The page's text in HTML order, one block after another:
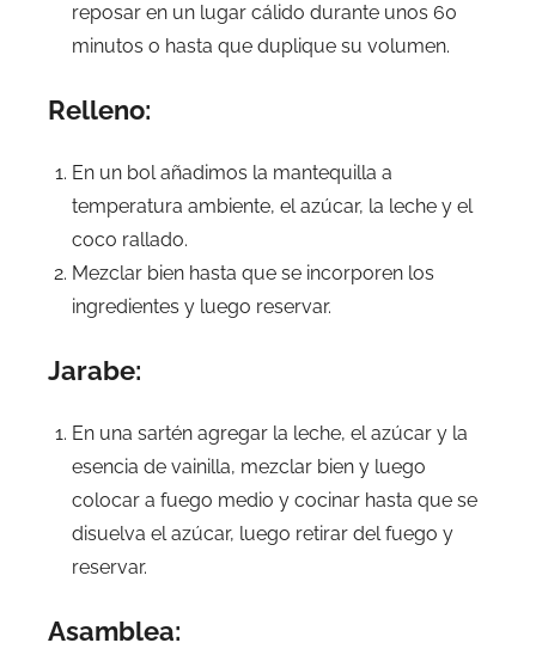
reposar en un lugar cálido durante unos 60
minutos o hasta que duplique su volumen.
Relleno:
En un bol añadimos la mantequilla a
temperatura ambiente, el azúcar, la leche y el
coco rallado.
Mezclar bien hasta que se incorporen los
ingredientes y luego reservar.
Jarabe:
En una sartén agregar la leche, el azúcar y la
esencia de vainilla, mezclar bien y luego
colocar a fuego medio y cocinar hasta que se
disuelva el azúcar, luego retirar del fuego y
reservar.
Asamblea: